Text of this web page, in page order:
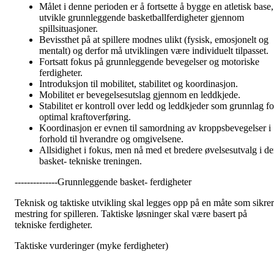
Målet i denne perioden er å fortsette å bygge en atletisk base,
utvikle grunnleggende basketballferdigheter gjennom
spillsituasjoner.
Bevissthet på at spillere modnes ulikt (fysisk, emosjonelt og
mentalt) og derfor må utviklingen være individuelt tilpasset.
Fortsatt fokus på grunnleggende bevegelser og motoriske
ferdigheter.
Introduksjon til mobilitet, stabilitet og koordinasjon.
Mobilitet er bevegelsesutslag gjennom en leddkjede.
Stabilitet er kontroll over ledd og leddkjeder som grunnlag
optimal kraftoverføring.
Koordinasjon er evnen til samordning av kroppsbevegelser i
forhold til hverandre og omgivelsene.
Allsidighet i fokus, men nå med et bredere øvelsesutvalg i
basket- tekniske treningen.
--------------Grunnleggende basket- ferdigheter
Teknisk og taktiske utvikling skal legges opp på en måte som sikrer
mestring for spilleren. Taktiske løsninger skal være basert på
tekniske ferdigheter.
Taktiske vurderinger (myke ferdigheter)